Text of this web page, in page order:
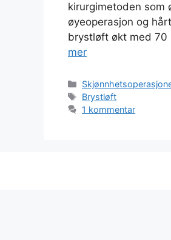
kirurgimetoden som
øyeoperasjon og
brystløft økt med 70
mer
Kategorier
Stikkord
Brystløft
1 kommentar